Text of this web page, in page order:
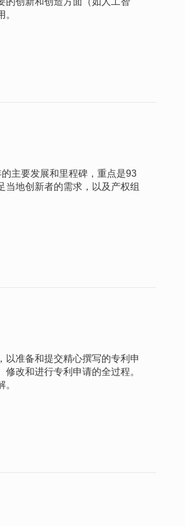
主要发展和里程碑，重点是93
地创新者的需求，以及产权组
以准备和提交精心撰写的专利申
改和进行专利申请的全过程。